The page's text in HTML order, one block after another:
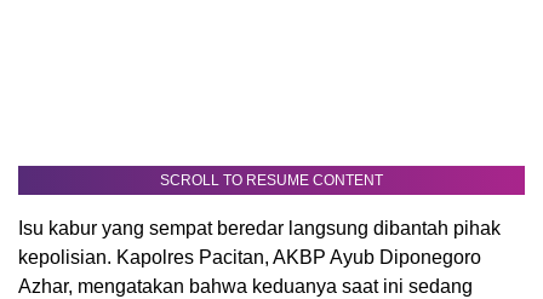
SCROLL TO RESUME CONTENT
Isu kabur yang sempat beredar langsung dibantah pihak
kepolisian. Kapolres Pacitan, AKBP Ayub Diponegoro
Azhar, mengatakan bahwa keduanya saat ini sedang